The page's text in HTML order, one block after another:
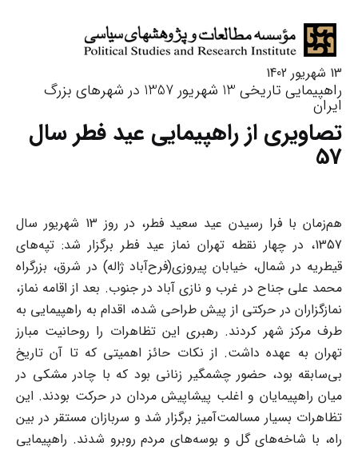
13 شهریور 1402
راهپیمایی تاریخی 13 شهریور 1357 در شهرهای بزرگ
ایران
تصاویری از راهپیمایی عید فطر سال
57
هم‌زمان با فرا رسیدن عید سعید فطر، در روز 13 شهریور سال
1357، در چهار نقطه تهران نماز عید فطر برگزار شد: تپه‌های
قیطریه در شمال، خیابان پیروزی(فرح‌آباد ژاله) در شرق، بزرگراه
محمد علی جناح در غرب و نازی آباد در جنوب. بعد از اقامه نماز،
نمازگزاران در حرکتی از پیش طراحی شده، اقدام به راهپیمایی به
طرف مرکز شهر کردند. رهبری این تظاهرات را روحانیت مبارز
تهران به عهده داشت. از نکات حائز اهمیتی که تا آن تاریخ
بی‌سابقه بود، حضور چشمگیر زنانی بود که با چادر مشکی در
میان راهپیمایان و اغلب پیشاپیش مردان در حرکت بودند. این
تظاهرات بسیار مسالمت‌آمیز برگزار شد و سربازان مستقر در بین
راه، با شاخه‌های گل و بوسه‌های مردم روبرو شدند. راهپیمایی